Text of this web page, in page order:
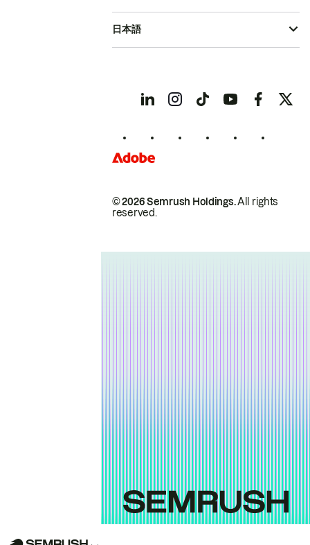
© 2026 Semrush Holdings.All rights
reserved.
日本語